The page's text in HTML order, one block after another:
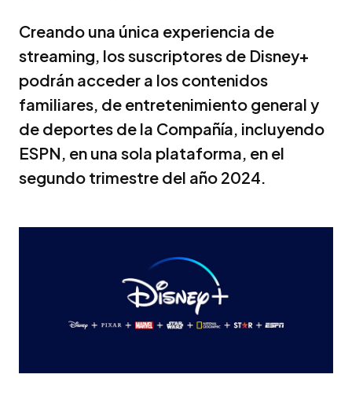
Creando una única experiencia de
streaming, los suscriptores de Disney+
podrán acceder a los contenidos
familiares, de entretenimiento general y
de deportes de la Compañía, incluyendo
ESPN, en una sola plataforma, en el
segundo trimestre del año 2024.